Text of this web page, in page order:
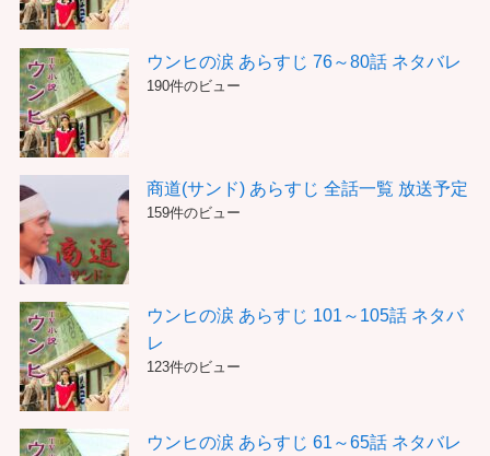
ウンヒの涙 あらすじ 76～80話 ネタバレ
190件のビュー
商道(サンド) あらすじ 全話一覧 放送予定
159件のビュー
ウンヒの涙 あらすじ 101～105話 ネタバ
レ
123件のビュー
ウンヒの涙 あらすじ 61～65話 ネタバレ